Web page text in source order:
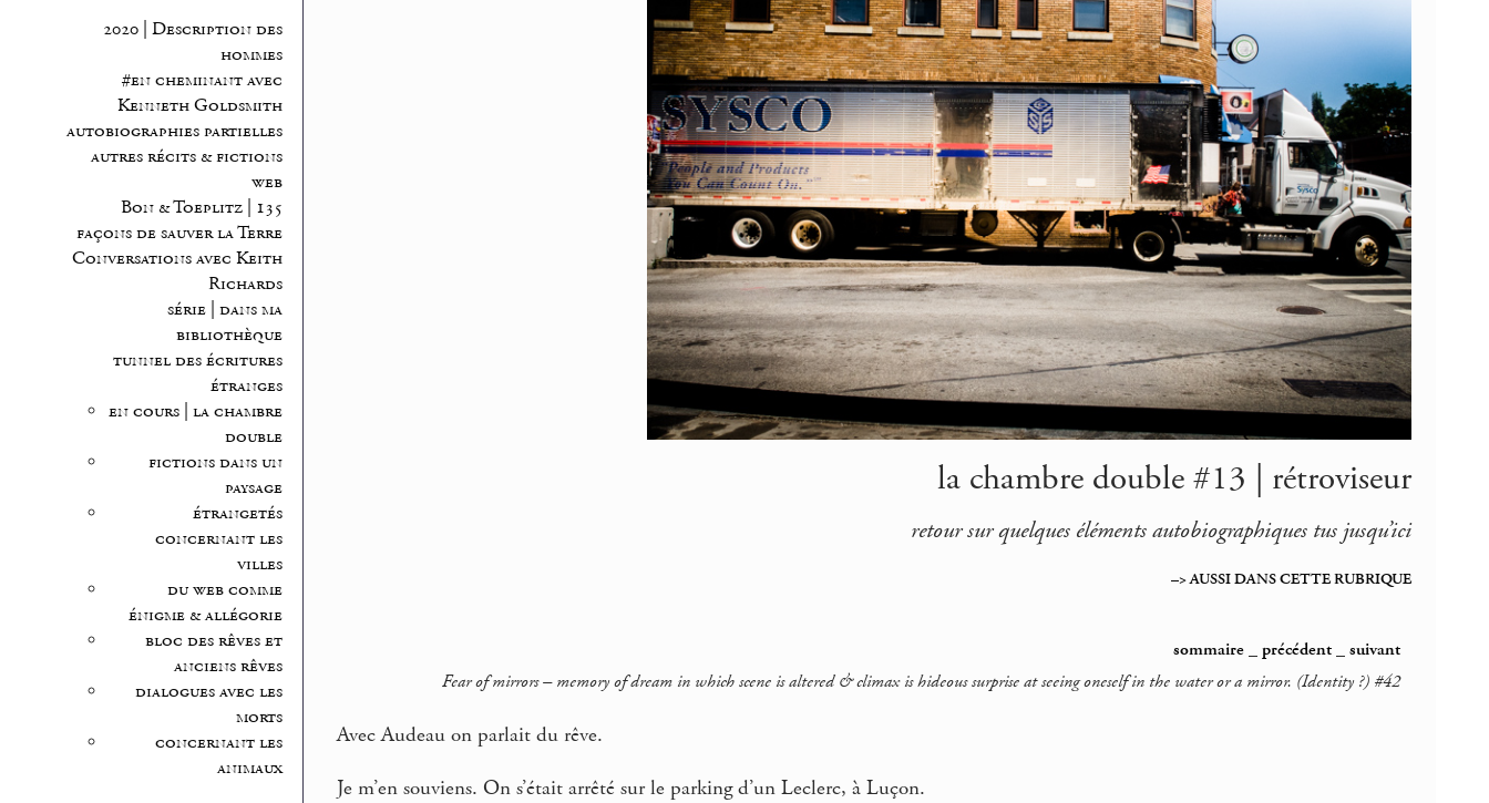
2020 | Description des
hommes
#en cheminant avec
Kenneth Goldsmith
autobiographies partielles
autres récits & fictions
web
Bon & Toeplitz | 135
façons de sauver la Terre
Conversations avec Keith
Richards
série | dans ma
bibliothèque
tunnel des écritures
étranges
en cours | la chambre
double
fictions dans un
paysage
étrangetés
concernant les
villes
du web comme
énigme & allégorie
bloc des rêves et
anciens rêves
dialogues avec les
morts
concernant les
animaux
la chambre double #13 | rétroviseur
retour sur quelques éléments autobiographiques tus jusqu’ici
–> AUSSI DANS CETTE RUBRIQUE
sommaire _précédent _suivant
Fear of mirrors – memory of dream in which scene is altered & climax is hideous surprise at seeing oneself in the water or a mirror. (Identity ?) #42
Avec Audeau on parlait du rêve.
Je m’en souviens. On s’était arrêté sur le parking d’un Leclerc, à Luçon.